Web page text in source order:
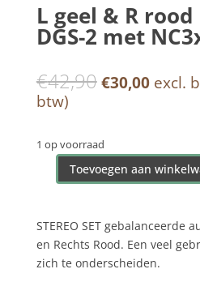
L geel & R
DGS-2 met
€42,90
prijs
€42,90.
€30,00 excl.
btw)
1 op voorraad
R
rood
Kabel
Toevoegen aan
STEREO SET gebalanceerde
en Rechts Rood. Een veel
zich te onderscheiden.